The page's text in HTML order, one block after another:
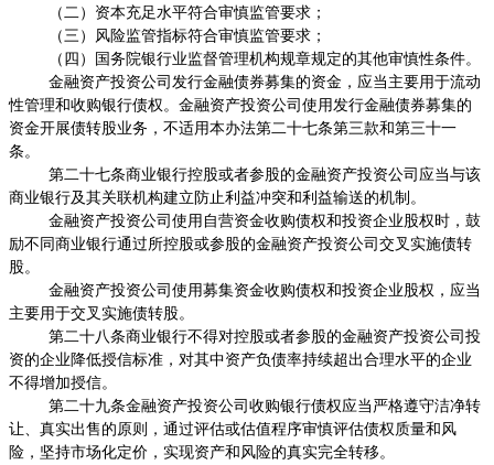
（二）资本充足水平符合审慎监管要求；
（三）风险监管指标符合审慎监管要求；
（四）国务院银行业监督管理机构规章规定的其他审慎性条件。
金融资产投资公司发行金融债券募集的资金，应当主要用于流动
性管理和收购银行债权。金融资产投资公司使用发行金融债券募集的
资金开展债转股业务，不适用本办法第二十七条第三款和第三十一
条。
第二十七条商业银行控股或者参股的金融资产投资公司应当与该
商业银行及其关联机构建立防止利益冲突和利益输送的机制。
金融资产投资公司使用自营资金收购债权和投资企业股权时，鼓
励不同商业银行通过所控股或参股的金融资产投资公司交叉实施债转
股。
金融资产投资公司使用募集资金收购债权和投资企业股权，应当
主要用于交叉实施债转股。
第二十八条商业银行不得对控股或者参股的金融资产投资公司投
资的企业降低授信标准，对其中资产负债率持续超出合理水平的企业
不得增加授信。
第二十九条金融资产投资公司收购银行债权应当严格遵守洁净转
让、真实出售的原则，通过评估或估值程序审慎评估债权质量和风
险，坚持市场化定价，实现资产和风险的真实完全转移。